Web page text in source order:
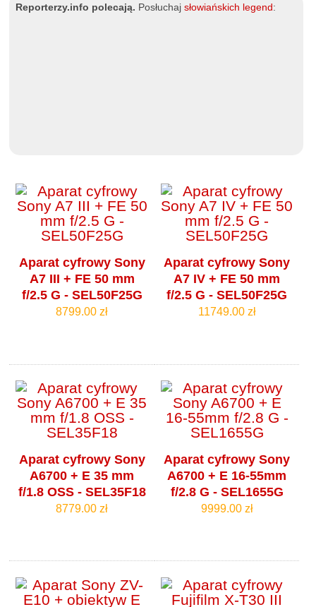
Reporterzy.info polecają. Posłuchajsłowiańskich legend :
Aparat cyfrowy Sony
A7 III + FE 50 mm
f/2.5 G - SEL50F25G
8799.00 zł
Aparat cyfrowy Sony
A7 IV + FE 50 mm
f/2.5 G - SEL50F25G
11749.00 zł
Aparat cyfrowy Sony
A6700 + E 35 mm
f/1.8 OSS - SEL35F18
8779.00 zł
Aparat cyfrowy Sony
A6700 + E 16-55mm
f/2.8 G - SEL1655G
9999.00 zł